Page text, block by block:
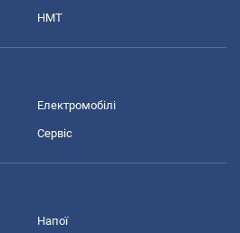
НМТ
Електромобілі
Сервіс
Напої